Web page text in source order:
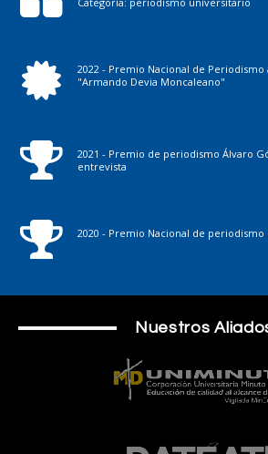
2022 - Premio Nacional de Periodismo
"Armando Devia Moncaleano"
2021 - Premio de periodismo Álvaro
entrevista
2020 - Premio Nacional de periodismo
Nuestros